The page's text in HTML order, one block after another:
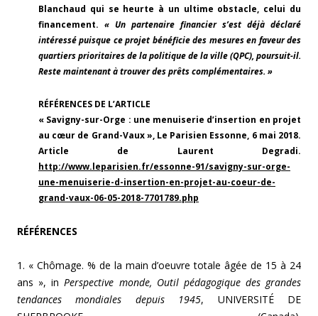
Blanchaud qui se heurte à un ultime obstacle, celui du
financement. « Un partenaire financier s’est déjà déclaré
intéressé puisque ce projet bénéficie des mesures en faveur des
quartiers prioritaires de la politique de la ville (QPC), poursuit-il.
Reste maintenant à trouver des prêts complémentaires. »
RÉFÉRENCES DE L’ARTICLE
« Savigny-sur-Orge : une menuiserie d’insertion en projet
au cœur de Grand-Vaux », Le Parisien Essonne, 6 mai 2018.
Article de Laurent Degradi.
http://www.leparisien.fr/essonne-91/savigny-sur-orge-
une-menuiserie-d-insertion-en-projet-au-coeur-de-
grand-vaux-06-05-2018-7701789.php
RÉFÉRENCES
1. « Chômage. % de la main d’oeuvre totale âgée de 15 à 24
ans », in Perspective monde, Outil pédagogique des grandes
tendances mondiales depuis 1945, UNIVERSITÉ DE